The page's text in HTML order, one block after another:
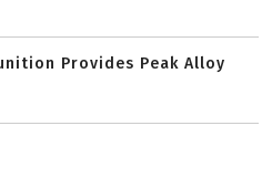
Provides Peak Alloy